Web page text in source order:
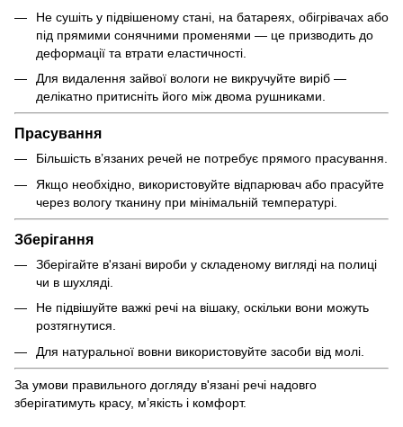
Не сушіть у підвішеному стані, на батареях, обігрівачах або
під прямими сонячними променями — це призводить до
деформації та втрати еластичності.
Для видалення зайвої вологи не викручуйте виріб —
делікатно притисніть його між двома рушниками.
Прасування
Більшість в’язаних речей не потребує прямого прасування.
Якщо необхідно, використовуйте відпарювач або прасуйте
через вологу тканину при мінімальній температурі.
Зберігання
Зберігайте в'язані вироби у складеному вигляді на полиці
чи в шухляді.
Не підвішуйте важкі речі на вішаку, оскільки вони можуть
розтягнутися.
Для натуральної вовни використовуйте засоби від молі.
За умови правильного догляду в'язані речі надовго
зберігатимуть красу, м’якість і комфорт.